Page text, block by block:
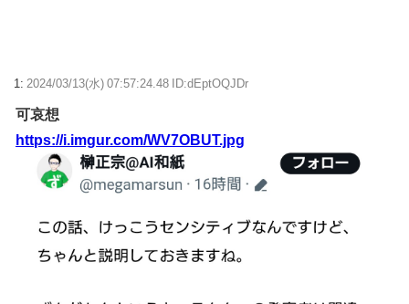
【画像】宮下愛(16歳・Gカップ)【ラブライブ！虹ヶ咲】
【ウマ娘】ディザイアの謎ポーズ、完全にアレと一致ｗｗｗ
【競馬】G1・2勝 アスコリピチェーノが引退 繁殖入りへ
Powered by livedoor 相互RSS
1: 2024/03/13(水) 07:57:24.48 ID:dEptOQJDr
可哀想
https://i.imgur.com/WV7OBUT.jpg